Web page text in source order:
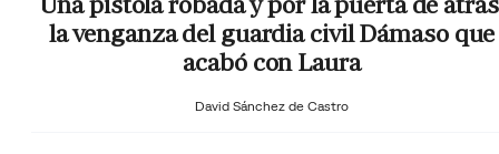
la venganza del guardia civil Dámaso que
acabó con Laura
David Sánchez de Castro